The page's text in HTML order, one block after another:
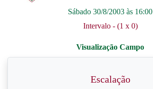
Sábado 30/8/2003 às 16:00
Intervalo - (1 x 0)
Escalação